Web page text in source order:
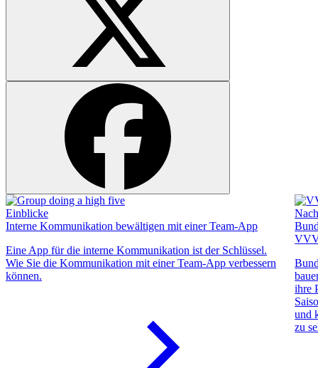
Einblicke
Interne Kommunikation bewältigen mit einer Team-App
Eine App für die interne Kommunikation ist der Schlüssel.
Wie Sie die Kommunikation mit einer Team-App verbessern
können.
ihre
und
zu